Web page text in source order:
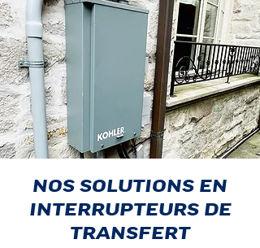
NOS SOLUTIONS EN
INTERRUPTEURS DE
TRANSFERT